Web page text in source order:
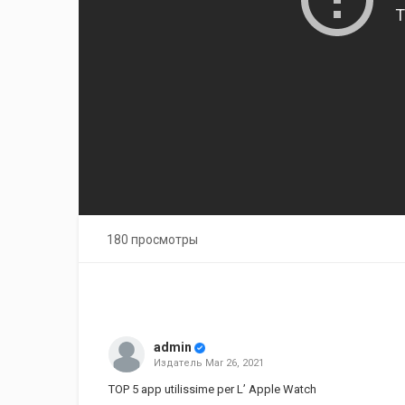
180 просмотры
admin
Издатель Mar 26, 2021
TOP 5 app utilissime per L’ Apple Watch